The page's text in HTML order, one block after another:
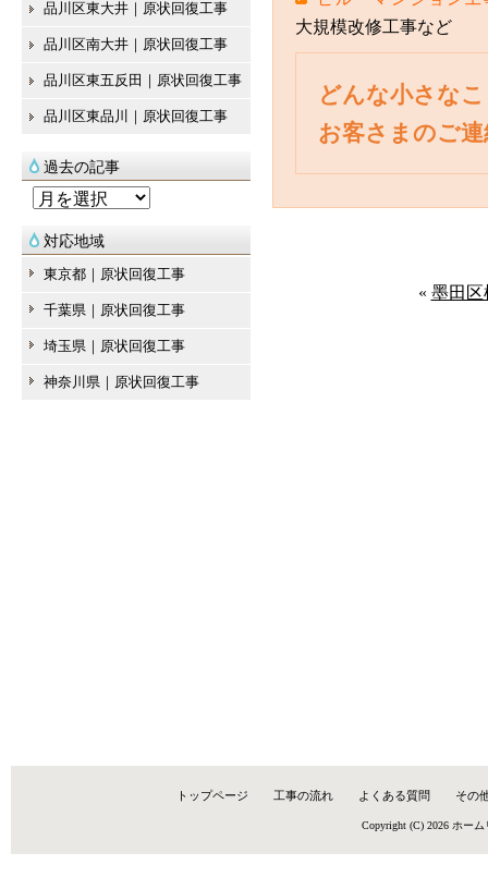
大規模改修工事など
どんな小さな
お客さまのご
« 墨田区
品川区東大井｜原状回復工事
品川区南大井｜原状回復工事
品川区東五反田｜原状回復工事
品川区東品川｜原状回復工事
過去の記事
の
事
対応地域
東京都｜原状回復工事
千葉県｜原状回復工事
埼玉県｜原状回復工事
神奈川県｜原状回復工事
トップページ 工事の流れ よくある質問 その
Copyright (C) 2026 ホーム